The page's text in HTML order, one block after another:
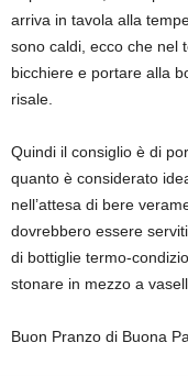
arriva in tavola alla
sono caldi, ecco che nel
bicchiere e portare alla
risale.
Quindi il consiglio è di
quanto è considerato
nell’attesa di bere
dovrebbero essere
di bottiglie termo-
stonare in mezzo a
Buon Pranzo di Buona